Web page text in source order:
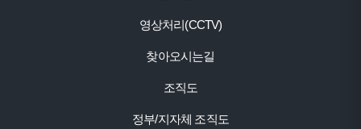
영상처리(CCTV)
찾아오시는길
조직도
정부/지자체 조직도